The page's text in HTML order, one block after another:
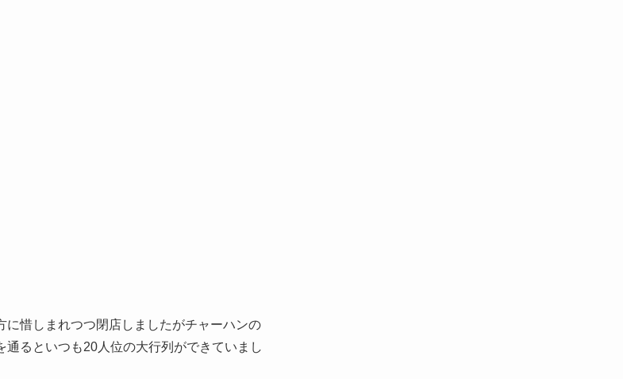
惜しまれつつ閉店しましたがチャーハンの
るといつも20人位の大行列ができていまし